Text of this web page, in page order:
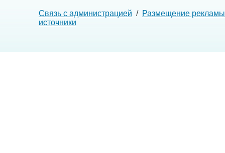
Связь с администрацией / Размещение рекламы
источники